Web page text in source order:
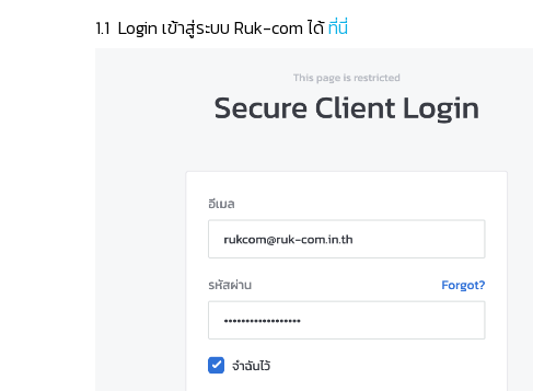
1.1 Login เข้าสู่ระบบ Ruk-com ได้ที่นี่